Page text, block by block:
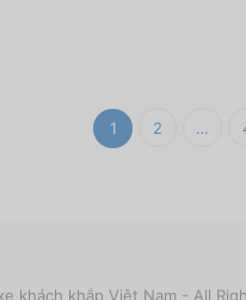
1 2 …
khắp Việt Nam - All